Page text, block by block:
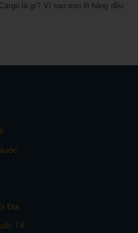
là gì? Vì sao mọi lô hàng đều
Địa
Tế